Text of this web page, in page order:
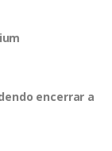
encerrar a